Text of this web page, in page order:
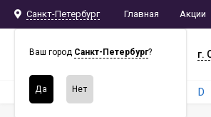
Санкт-Петербург
Ваш город Санкт-Петербург?
Главная Акции
СПБСНАБ г.
Бренды: 4 D